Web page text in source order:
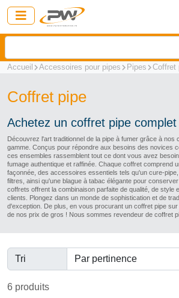
Accueil Accessoires pour pipes Pipes Coffret
Coffret pipe
Achetez un coffret pipe
Découvrez l'art traditionnel de la pipe à fumer grâce à nos
gamme. Conçus pour répondre aux besoins des novices
ces ensembles rassemblent tout ce dont vous avez
fumage authentique et raffinée. Chaque coffret comprend
façonnée, des accessoires essentiels tels qu'un cure-
filtres, ainsi qu'une blague à tabac élégante pour
coffrets offrent la combinaison parfaite de qualité, de style
clients. Plongez dans un monde de sophistication et de
d'exception. De plus, en vous procurant un coffret pipe
de nos prix de gros ! Nous sommes revendeur de coffret
Tri
6 produits